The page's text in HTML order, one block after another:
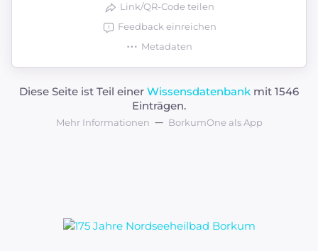
Link/QR-Code teilen
Feedback einreichen
Metadaten
Diese Seite ist Teil einer Wissensdatenbank mit 1546
Einträgen.
Mehr Informationen BorkumOne als App